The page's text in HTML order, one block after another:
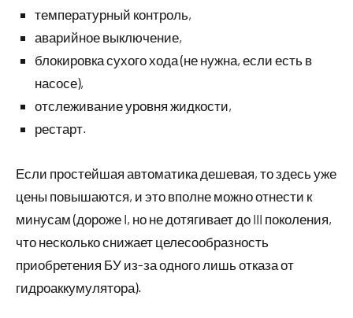
температурный контроль,
аварийное выключение,
блокировка сухого хода (не нужна, если есть в
насосе),
отслеживание уровня жидкости,
рестарт.
Если простейшая автоматика дешевая, то здесь уже
цены повышаются, и это вполне можно отнести к
минусам (дороже I, но не дотягивает до III поколения,
что несколько снижает целесообразность
приобретения БУ из-за одного лишь отказа от
гидроаккумулятора).